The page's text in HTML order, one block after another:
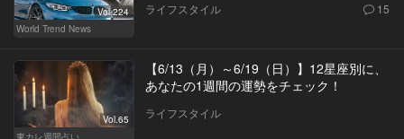
Vol.224
World Trend News
ライフスタイル 15
Vol.65
東カレ週間占い
【6/13（月）～6/19（日）】12星座別に、
あなたの1週間の運勢をチェック！
ライフスタイル